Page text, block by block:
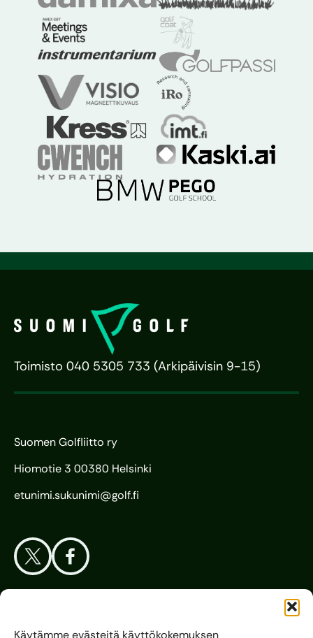
Käytämme evästeitä käyttökokemuksen
Toimisto 040 5305 733 (Arkipäivisin 9-15)
Suomen Golfliitto ry
Hiomotie 3 00380 Helsinki
etunimi.sukunimi@golf.fi